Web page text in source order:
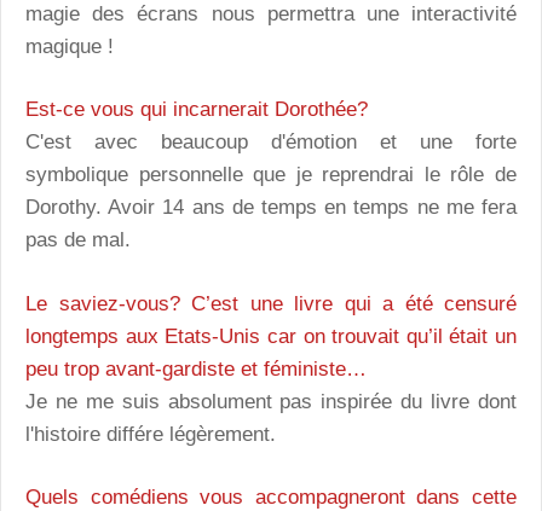
magie des écrans nous permettra une interactivité
magique !
Est-ce vous qui incarnerait Dorothée?
C'est avec beaucoup d'émotion et une forte
symbolique personnelle que je reprendrai le rôle de
Dorothy. Avoir 14 ans de temps en temps ne me fera
pas de mal.
Le saviez-vous? C’est une livre qui a été censuré
longtemps aux Etats-Unis car on trouvait qu’il était un
peu trop avant-gardiste et féministe…
Je ne me suis absolument pas inspirée du livre dont
l'histoire différe légèrement.
Quels comédiens vous accompagneront dans cette